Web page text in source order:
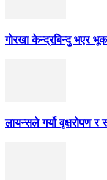
गोरखा केन्द्रबिन्दु भएर
लायन्सले गर्यो वृक्षरोपण र